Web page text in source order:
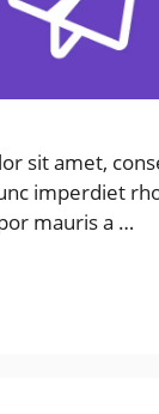
sit amet,
imperdiet
mauris a …